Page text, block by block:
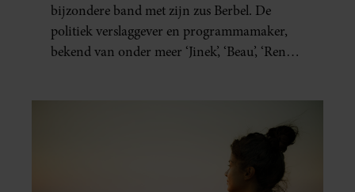
bijzondere band met zijn zus Berbel. De
politiek verslaggever en programmamaker,
bekend van onder meer ‘Jinek’, ‘Beau’, ‘Renze’,